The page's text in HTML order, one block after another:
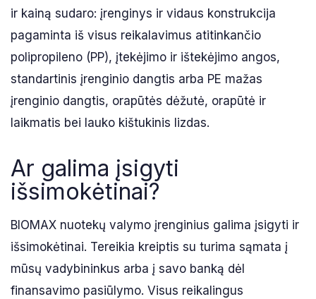
ir kainą sudaro: įrenginys ir vidaus konstrukcija
pagaminta iš visus reikalavimus atitinkančio
polipropileno (PP), įtekėjimo ir ištekėjimo angos,
standartinis įrenginio dangtis arba PE mažas
įrenginio dangtis, orapūtės dėžutė, orapūtė ir
laikmatis bei lauko kištukinis lizdas.
Ar galima įsigyti
išsimokėtinai?
BIOMAX nuotekų valymo įrenginius galima įsigyti ir
išsimokėtinai. Tereikia kreiptis su turima sąmata į
mūsų vadybininkus arba į savo banką dėl
finansavimo pasiūlymo. Visus reikalingus